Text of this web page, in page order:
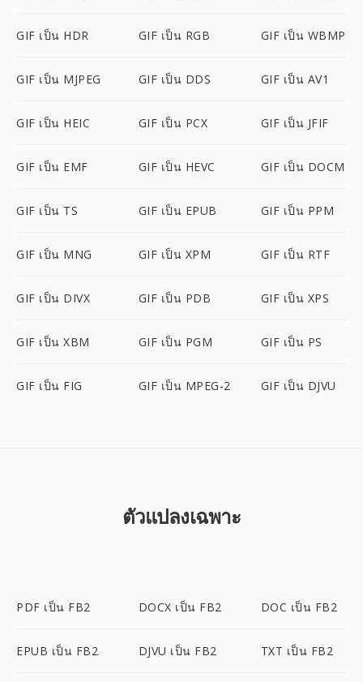
GIF เป็น HDR GIF เป็น RGB GIF เป็น WBMP
GIF เป็น MJPEG GIF เป็น DDS GIF เป็น AV1
GIF เป็น HEIC GIF เป็น PCX GIF เป็น JFIF
GIF เป็น EMF GIF เป็น HEVC GIF เป็น DOCM
GIF เป็น TS GIF เป็น EPUB GIF เป็น PPM
GIF เป็น MNG GIF เป็น XPM GIF เป็น RTF
GIF เป็น DIVX GIF เป็น PDB GIF เป็น XPS
GIF เป็น XBM GIF เป็น PGM GIF เป็น PS
GIF เป็น FIG GIF เป็น MPEG-2 GIF เป็น DJVU
ตัวแปลงเฉพาะ
PDF เป็น FB2 DOCX เป็น FB2 DOC เป็น FB2
EPUB เป็น FB2 DJVU เป็น FB2 TXT เป็น FB2